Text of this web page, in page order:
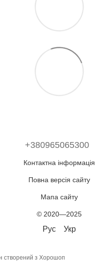
+380965065300
Контактна інформація
Повна версія сайту
Мапа сайту
© 2020—2025
Рус Укр
створений з Хорошоп